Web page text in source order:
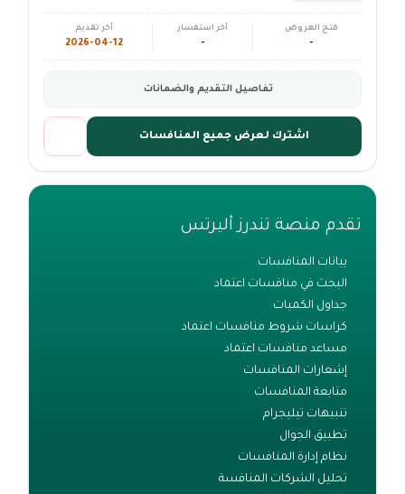
فتح العروض
-
آخر استفسار
-
آخر تقديم
2026-04-12
تفاصيل التقديم والضمانات
اشترك لعرض جميع المنافسات
تقدم منصة تندرز أليرتس
بيانات المنافسات
البحث في منافسات اعتماد
جداول الكميات
كراسات شروط منافسات اعتماد
مساعد منافسات اعتماد
إشعارات المنافسات
متابعة المنافسات
تنبيهات تيليجرام
تطبيق الجوال
نظام إدارة المنافسات
تحليل الشركات المنافسة